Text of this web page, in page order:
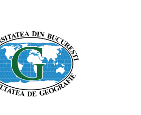
est une publication
avec deux
chaque année